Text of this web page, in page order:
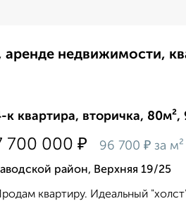
недвижимости,
к квартира, вторичка,
700 000 ₽ 96 700 ₽ за м²
район, Верхняя 19/25
квартиру. Идеальный